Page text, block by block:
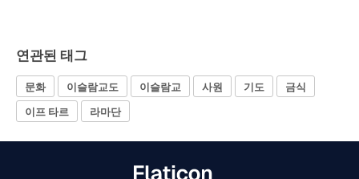
연관된 태그
문화 이슬람교도 이슬람교 사원 기도
금식
이프 타르
라마단